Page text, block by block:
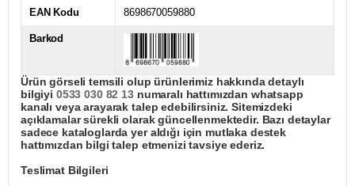
EAN Kodu 8698670059880
Barkod
Ürün görseli temsili olup ürünlerimiz hakkında detaylı
bilgiyi 0533 030 82 13numaralı hattımızdan whatsapp
kanalı veya arayarak talep edebilirsiniz. Sitemizdeki
açıklamalar sürekli olarak güncellenmektedir. Bazı detaylar
sadece kataloglarda yer aldığı için mutlaka destek
hattımızdan bilgi talep etmenizi tavsiye ederiz.
Teslimat Bilgileri